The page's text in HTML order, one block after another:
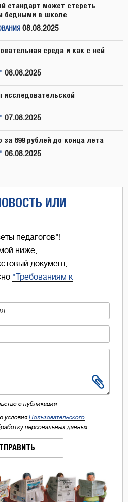
стандарт может стереть
бедными в школе
08.08.2025
среда и как с ней
08.08.2025
исследовательской
07.08.2025
699 рублей до конца лета
06.08.2025
ИЛИ
педагогов"!
ниже,
документ,
"Требованиям к
о публикации
условия Пользовательского
персональных данных